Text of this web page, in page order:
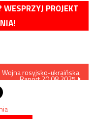
PROJEKT
Wojna rosyjsko-ukraińska.
Raport 20.08.2025